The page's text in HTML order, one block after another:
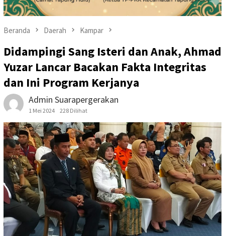
Beranda Daerah Kampar
Didampingi Sang Isteri dan Anak, Ahmad
Yuzar Lancar Bacakan Fakta Integritas
dan Ini Program Kerjanya
Admin Suarapergerakan
1 Mei 2024 228 Dilihat